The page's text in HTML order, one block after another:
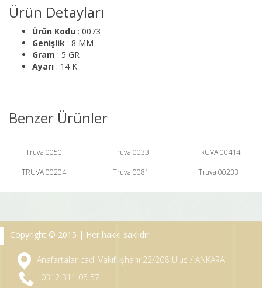
Ürün Detayları
Ürün Kodu : 0073
Genişlik : 8 MM
Gram : 5 GR
Ayarı : 14 K
Benzer Ürünler
Truva 0050 Truva 0033
TRUVA 00414
TRUVA 00204
Truva 0081 Truva 00233
Copyright © 2015 | Her hakkı saklıdır.
Anafartalar cad. Vakıf İşhanı 22/208 Ulus / ANKARA
0312 311 05 57